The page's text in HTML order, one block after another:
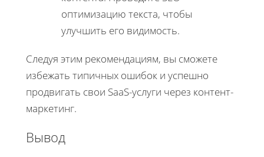
оптимизацию текста, чтобы
улучшить его видимость.
Следуя этим рекомендациям, вы сможете
избежать типичных ошибок и успешно
продвигать свои SaaS-услуги через контент-
маркетинг.
Вывод